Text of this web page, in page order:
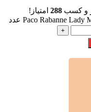
و کسب288 امتیاز!